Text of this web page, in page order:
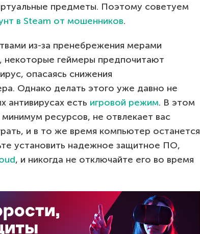
предметы. Поэтому советуем
в Steam от мошенников.
из-за пренебрежения мерами
некоторые геймеры предпочитают
опасаясь снижения
Однако делать этого уже давно не
антивирусах есть игровой режим. В этом
ресурсов, не отвлекает вас
и в то же время компьютер останется
установить надежное защитное ПО,
, и никогда не отключайте его во время